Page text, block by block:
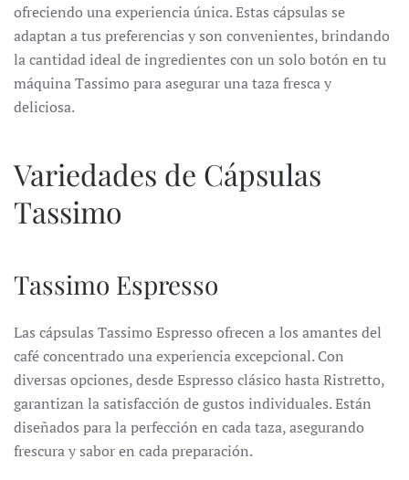
ofreciendo una experiencia única.Estas cápsulas se
adaptan a tus preferencias y son convenientes, brindando
la cantidad ideal de ingredientes con un solo botón en tu
máquina Tassimo para asegurar una taza fresca y
deliciosa.
Variedades de Cápsulas
Tassimo
Tassimo Espresso
Las cápsulas Tassimo Espresso ofrecen a los amantes del
café concentrado una experiencia excepcional.Con
diversas opciones, desde Espresso clásico hasta Ristretto,
garantizan la satisfacción de gustos individuales.Están
diseñados para la perfección en cada taza, asegurando
frescura y sabor en cada preparación.